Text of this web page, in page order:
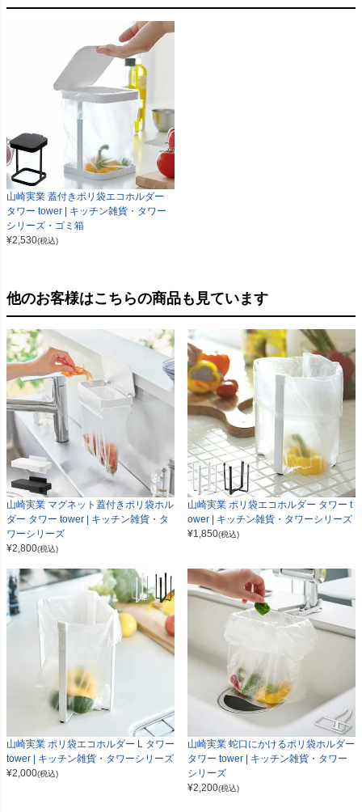
山崎実業 蓋付きポリ袋エコホルダー
タワー tower | キッチン雑貨・タワー
シリーズ・ゴミ箱
¥2,530(税込)
他のお客様はこちらの商品も見ています
山崎実業 マグネット蓋付きポリ袋ホル
ダー タワー tower | キッチン雑貨・タ
ワーシリーズ
¥2,800(税込)
山崎実業 ポリ袋エコホルダー タワー t
ower | キッチン雑貨・タワーシリーズ
¥1,850(税込)
山崎実業 ポリ袋エコホルダー L タワー
tower | キッチン雑貨・タワーシリーズ
¥2,000(税込)
山崎実業 蛇口にかけるポリ袋ホルダー
タワー tower | キッチン雑貨・タワー
シリーズ
¥2,200(税込)